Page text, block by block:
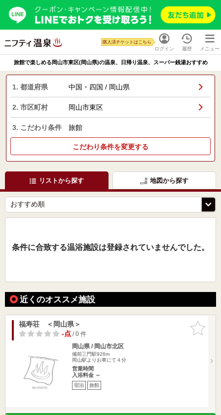
ログイン
購入済チケットはこちら
履歴 メニュー
旅館で楽しめる岡山市東区(岡山県)の温泉、日帰り温泉、スーパー銭湯おすすめ
1. 都道府県 中国・四国 / 岡山県
2. 市区町村 岡山市東区
3. こだわり条件 旅館
こだわり条件を変更する
リストから探す 地図から探す
条件に合致する温浴施設は登録されていませんでした。
近くのオススメ施設
お気に入
りに追加
福寿荘 ＜岡山県＞
-点/ 0 件
岡山県 / 岡山市北区
備前三門駅926m
岡山駅よりお車にて４分
営業時間
入浴料金 ～
宿泊 旅館